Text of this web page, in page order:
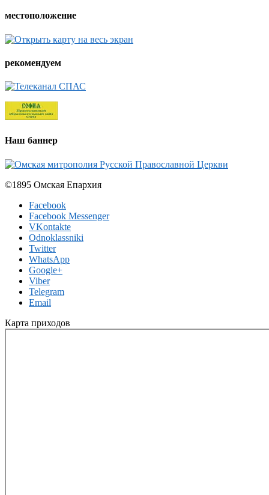
местоположение
рекомендуем
Наш баннер
©1895 Омская Епархия
Facebook
Facebook Messenger
VKontakte
Odnoklassniki
Twitter
WhatsApp
Google+
Viber
Telegram
Email
Карта приходов